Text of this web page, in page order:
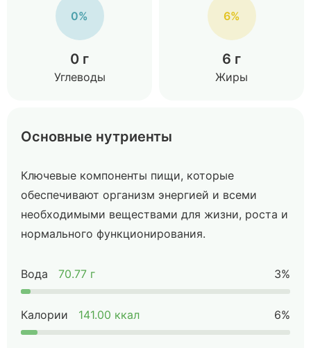
0%
0 г
Углеводы
6%
6 г
Жиры
Основные нутриенты
Ключевые компоненты пищи, которые
обеспечивают организм энергией и всеми
необходимыми веществами для жизни, роста и
нормального функционирования.
Вода 70.77 г 3%
Калории 141.00 ккал 6%